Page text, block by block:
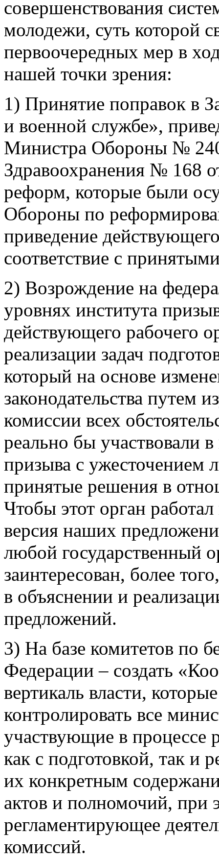
совершенствования
молодежи, суть которой
первоочередных мер в
нашей точки зрения:
1) Принятие поправок в
и военной службе»,
Министра Обороны №
Здравоохранения № 168
реформ, которые были
Обороны по
приведение
соответствие с
2) Возрождение на
уровнях института
действующего рабочего
реализации задач
который на основе
законодательства путем
комиссии всех
реально бы участвовали
призыва с ужесточением
принятые решения в
Чтобы этот орган
версия наших
любой государственный
заинтересован, более
в объяснении и
предложений.
3) На базе комитетов по
Федерации – создать
вертикаль власти,
контролировать все
участвующие в процессе
как с подготовкой, так и
их конкретным
актов и полномочий, при
регламентирующее
комиссий.